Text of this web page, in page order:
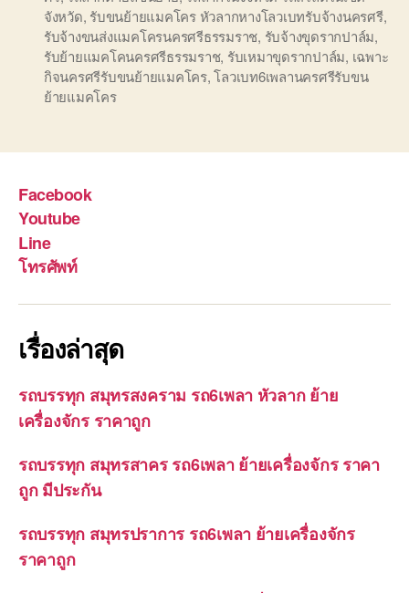
จังหวัด, รับขนย้ายแมคโคร หัวลากหางโลวเบทรับจ้างนครศรี,
รับจ้างขนส่งแมคโครนครศรีธรรมราช, รับจ้างขุดรากปาล์ม,
รับย้ายแมคโคนครศรีธรรมราช, รับเหมาขุดรากปาล์ม, เฉพาะ
กิจนครศรีรับขนย้ายแมคโคร,โลวเบท6เพลานครศรีรับขน
ย้ายแมคโคร
Facebook
Youtube
Line
โทรศัพท์
เรื่องล่าสุด
รถบรรทุก สมุทรสงคราม รถ6เพลา หัวลาก ย้าย
เครื่องจักร ราคาถูก
รถบรรทุก สมุทรสาคร รถ6เพลา ย้ายเครื่องจักร ราคา
ถูก มีประกัน
รถบรรทุก สมุทรปราการ รถ6เพลา ย้ายเครื่องจักร
ราคาถูก